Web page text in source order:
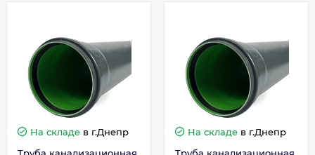
Гарантия
Гарантия производителя, мес 12
На складе в г.Днепр
На складе в г.Днепр